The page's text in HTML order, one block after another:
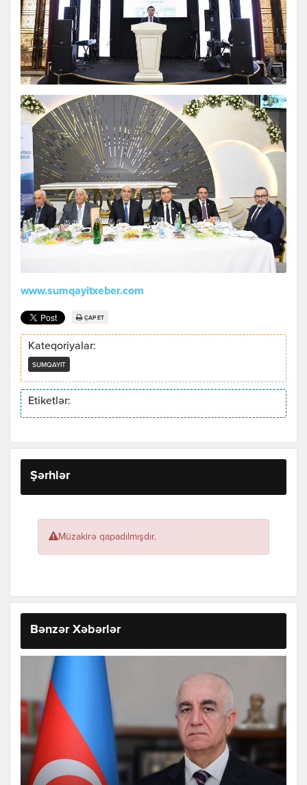
www.sumqayitxeber.com
ÇAP ET
Kateqoriyalar:
SUMQAYIT
Etiketlər:
Şərhlər
Müzakirə qapadılmışdır.
Bənzər Xəbərlər